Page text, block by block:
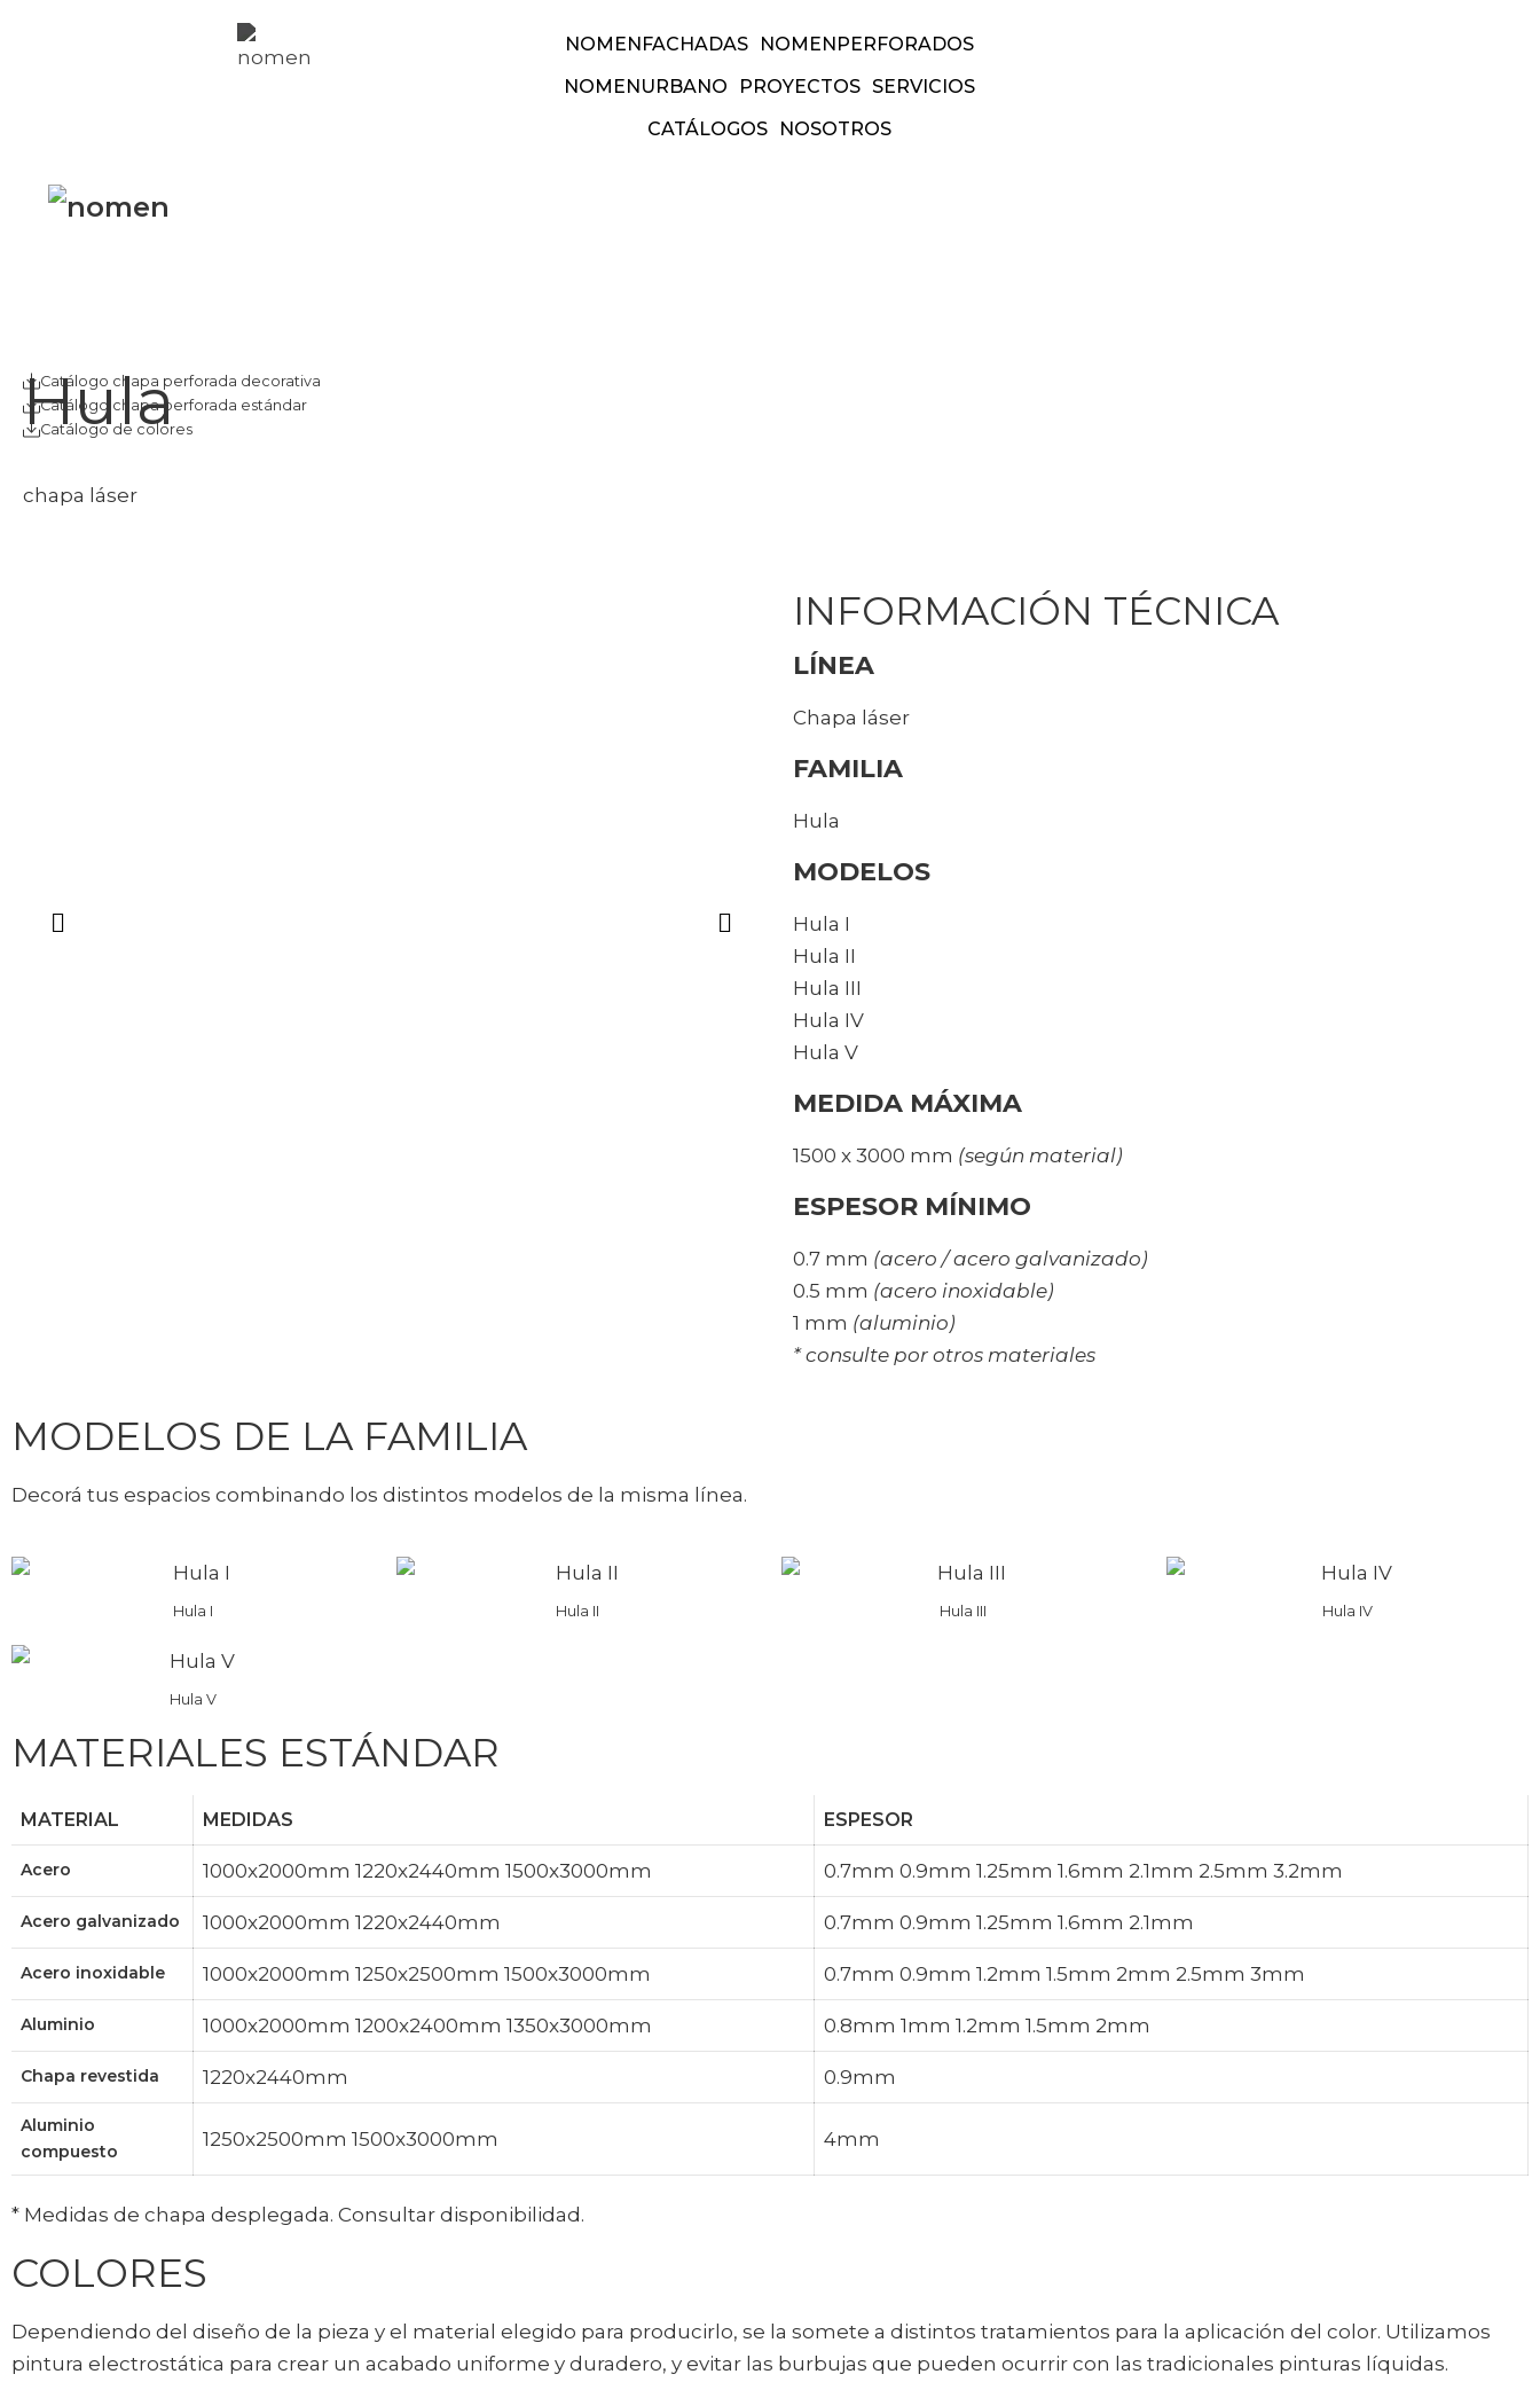
NOMENFACHADAS NOMENPERFORADOS
NOMENURBANO PROYECTOS SERVICIOS
CATÁLOGOS
NOSOTROS
Hula
chapa láser
Catálogo chapa perforada decorativa
Catálogo chapa perforada estándar
Catálogo de colores
INFORMACIÓN TÉCNICA
LÍNEA
Chapa láser
FAMILIA
Hula
MODELOS
Hula I
Hula II
Hula III
Hula IV
Hula V
MEDIDA MÁXIMA
1500 x 3000 mm (según material)
ESPESOR MÍNIMO
0.7 mm (acero / acero galvanizado)
0.5 mm (acero inoxidable)
1 mm (aluminio)
* consulte por otros materiales
MODELOS DE LA FAMILIA
Decorá tus espacios combinando los distintos modelos de la misma línea.
Hula I Hula II Hula III Hula IV
Hula V
MATERIALES ESTÁNDAR
MATERIAL MEDIDAS ESPESOR
Acero 1000x2000mm 1220x2440mm 1500x3000mm 0.7mm 0.9mm 1.25mm 1.6mm 2.1mm 2.5mm 3.2mm​
Acero galvanizado 1000x2000mm 1220x2440mm ​ 0.7mm 0.9mm 1.25mm 1.6mm 2.1mm​
Acero inoxidable 1000x2000mm 1250x2500mm 1500x3000mm​ 0.7mm 0.9mm 1.2mm 1.5mm 2mm 2.5mm 3mm​
Aluminio 1000x2000mm 1200x2400mm 1350x3000mm​ 0.8mm 1mm 1.2mm 1.5mm 2mm​
Chapa revestida 1220x2440mm​ 0.9mm
Aluminio
compuesto
1250x2500mm 1500x3000mm​ 4mm
* Medidas de chapa desplegada. Consultar disponibilidad.
COLORES
Dependiendo del diseño de la pieza y el material elegido para producirlo, se la somete a distintos tratamientos para la aplicación del color. Utilizamos
pintura electrostática para crear un acabado uniforme y duradero, y evitar las burbujas que pueden ocurrir con las tradicionales pinturas líquidas.